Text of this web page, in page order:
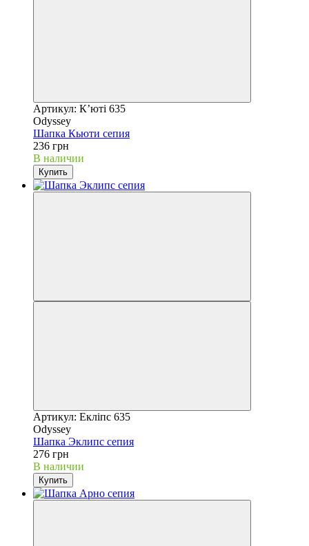
Артикул: Кʼюті 635
Odyssey
Шапка Кьюти сепия
236 грн
В наличии
Купить
Артикул: Екліпс 635
Odyssey
Шапка Эклипс сепия
276 грн
В наличии
Купить